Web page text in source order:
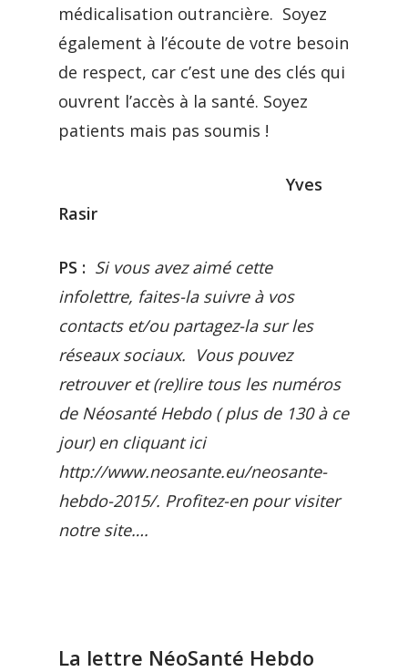
médicalisation outrancière. Soyez
également à l’écoute de votre besoin
de respect, car c’est une des clés qui
ouvrent l’accès à la santé. Soyez
patients mais pas soumis !
Yves
Rasir
PS : Si vous avez aimé cette
infolettre, faites-la suivre à vos
contacts et/ou partagez-la sur les
réseaux sociaux. Vous pouvez
retrouver et (re)lire tous les numéros
de Néosanté Hebdo ( plus de 130 à ce
jour) en cliquant ici
http://www.neosante.eu/neosante-
hebdo-2015/. Profitez-en pour visiter
notre site….
La lettre NéoSanté Hebdo